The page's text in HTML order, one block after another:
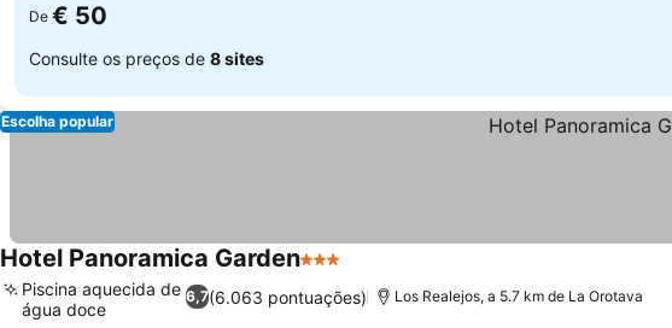
De € 50
Consulte os preços de 8 sites
Escolha popular
Hotel Panoramica Garden3 Estrelas
6,7(6.063 pontuações)
Piscina aquecida de
água doce
Los Realejos, a 5.7 km de La Orotava